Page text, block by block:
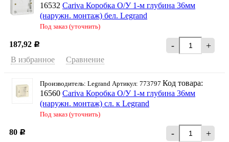
16532 Cariva Коробка О/У 1-м глубина 36мм
(наружн. монтаж) бел. Legrand
Под заказ (уточнить)
187,92 Р - +
В избранное Сравнение
Производитель: Legrand Артикул: 773797 Код товара:
16560 Cariva Коробка О/У 1-м глубина 36мм
(наружн. монтаж) сл. к Legrand
Под заказ (уточнить)
80 Р - +